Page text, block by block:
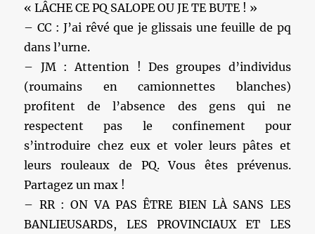
« LÂCHE CE PQ SALOPE OU JE TE BUTE ! »
– CC : J’ai rêvé que je glissais une feuille de pq
dans l’urne.
– JM : Attention ! Des groupes d’individus
(roumains en camionnettes blanches)
profitent de l’absence des gens qui ne
respectent pas le confinement pour
s’introduire chez eux et voler leurs pâtes et
leurs rouleaux de PQ. Vous êtes prévenus.
Partagez un max !
– RR : ON VA PAS ÊTRE BIEN LÀ SANS LES
BANLIEUSARDS, LES PROVINCIAUX ET LES